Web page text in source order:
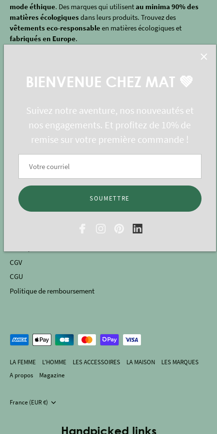
BIENVENUE CHEZ MAT 💚
Suivez notre aventure, nos nouveautés et
nos engagements. Et profitez de 10% de
remise sur votre première commande !
SOUMETTRE
mode éthique. Des marques qui utilisentau minima 90% des
matières écologiques dans leurs produits. Trouvez des
vêtements eco-responsableen matières écologiques et
fabriqués en Europe.
Pour être au courant tous les mois de nos nouveautés, des articles
de blog et de l'actu écoresponsable !
AIDE & INFOS
Recherche
CGV
CGU
Politique de remboursement
LA FEMME L'HOMME LES ACCESSOIRES LA MAISON
LES MARQUES
A propos
Magazine
Devise
France (EUR €)
Handpicked links